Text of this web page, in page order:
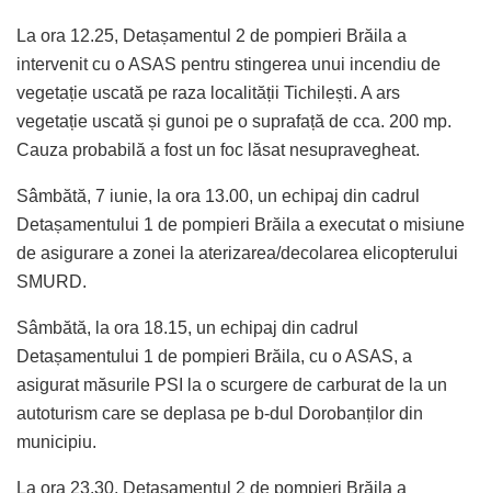
La ora 12.25, Detașamentul 2 de pompieri Brăila a
intervenit cu o ASAS pentru stingerea unui incendiu de
vegetație uscată pe raza localității Tichilești. A ars
vegetație uscată și gunoi pe o suprafață de cca. 200 mp.
Cauza probabilă a fost un foc lăsat nesupravegheat.
Sâmbătă, 7 iunie, la ora 13.00, un echipaj din cadrul
Detașamentului 1 de pompieri Brăila a executat o misiune
de asigurare a zonei la aterizarea/decolarea elicopterului
SMURD.
Sâmbătă, la ora 18.15, un echipaj din cadrul
Detașamentului 1 de pompieri Brăila, cu o ASAS, a
asigurat măsurile PSI la o scurgere de carburat de la un
autoturism care se deplasa pe b-dul Dorobanților din
municipiu.
La ora 23.30, Detașamentul 2 de pompieri Brăila a